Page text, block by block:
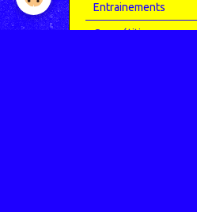
Entrainements
Compétitions